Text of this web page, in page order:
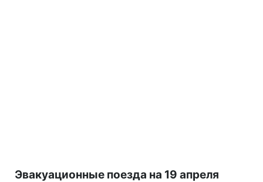
Эвакуационные поезда на 19 апреля